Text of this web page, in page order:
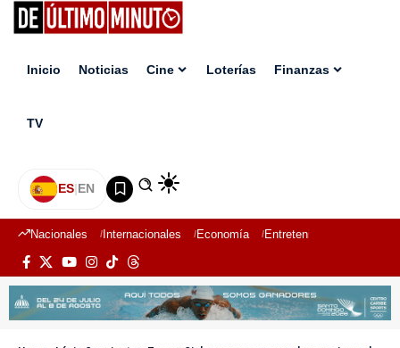
Inicio Noticias Cine Loterías Finanzas
TV
ES|EN
Nacionales Internacionales Economía Entretenimiento